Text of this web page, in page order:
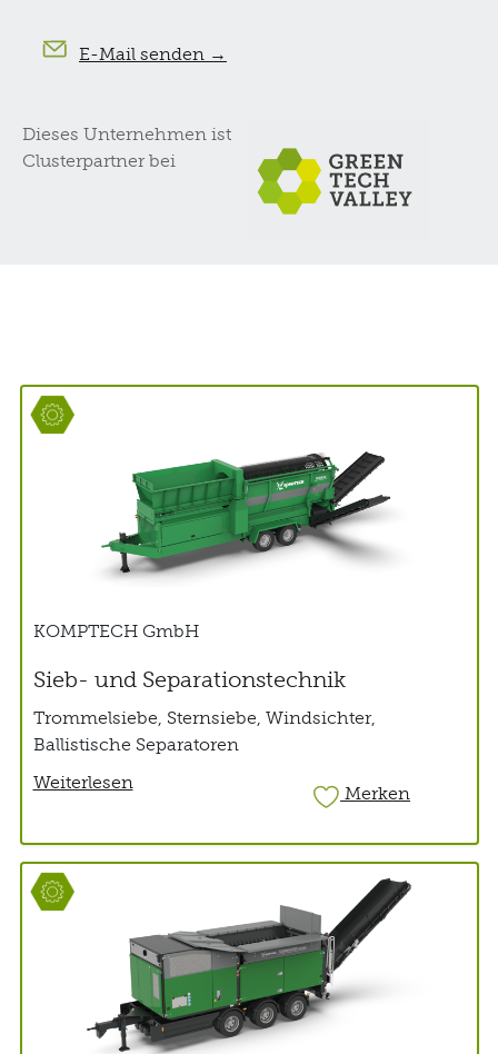
E-Mail senden →
Dieses Unternehmen ist
Clusterpartner bei
KOMPTECH GmbH
Sieb- und Separationstechnik
Trommelsiebe, Sternsiebe, Windsichter,
Ballistische Separatoren
Weiterlesen
Merken